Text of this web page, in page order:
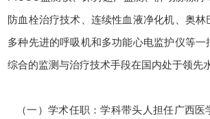
防血栓治疗技术、连续性血液净化机、奥林
多种先进的呼吸机和多功能心电监护仪等一
综合的监测与治疗技术手段在国内处于领先
（一）学术任职：学科带头人担任广西医